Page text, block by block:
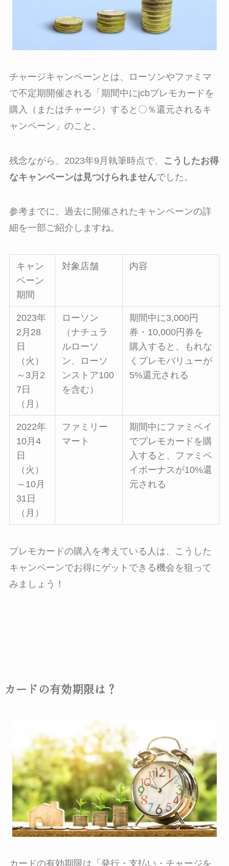
チャージキャンペーンとは、ローソンやファミマ
で不定期開催される「 期間中にjcbプレモカードを
購入（またはチャージ）すると〇％還元されるキ
ャンペーン 」のこと。
残念ながら、2023年9月執筆時点で、
こうしたお得
なキャンペーンは見つけられませんでした。
参考までに、過去に開催されたキャンペーンの詳
細を一部ご紹介しますね。
キャン
ペーン
期間
対象店舗 内容
2023年
2月28
日
（火）
～3月2
7日
（月）
ローソン
（ナチュラ
ルローソ
ン、ローソ
ンストア100
を含む）
期間中に3,000円
券・10,000円券を
購入すると、もれな
くプレモバリューが
5%還元される
2022年
10月4
日
（火）
～10月
31日
（月）
ファミリー
マート
期間中にファミペイ
でプレモカードを購
入すると、ファミペ
イボーナスが10%還
元される
プレモカードの購入を考えている人は、こうした
キャンペーンでお得にゲットできる機会を狙って
みましょう！
カードの有効期限は？
カードの有効期限は「 発行・支払い・チャージを